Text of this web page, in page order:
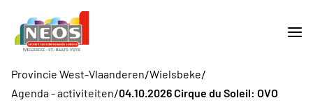
Provincie West-Vlaanderen/Wielsbeke/
Agenda - activiteiten/04.10.2026 Cirque du Soleil: OVO